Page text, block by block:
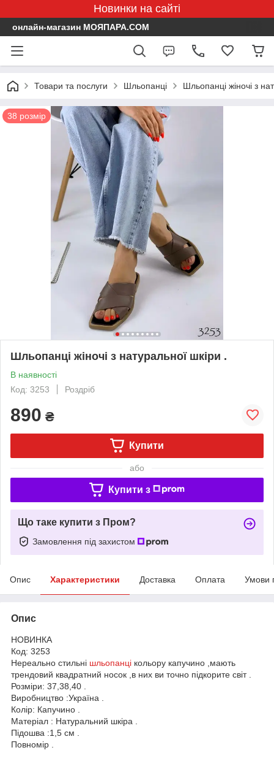
Новинки на сайті
онлайн-магазин МОЯПАРА.COM
Товари та послуги Шльопанці Шльопанці жіночі з
38 розмір
Шльопанці жіночі з натуральної шкіри .
В наявності
Код: 3253
Роздріб
890 ₴
Купити
або
Купити з
Що таке купити з Пром?
Замовлення під захистом
Опис Характеристики Доставка Оплата Умови
Опис
НОВИНКА
Код: 3253
Нереально стильні шльопанці кольору капучино ,мають
трендовий квадратний носок ,в них ви точно підкорите світ .
Розміри: 37,38,40 .
Виробництво :Україна .
Колір: Капучино .
Матеріал : Натуральний шкіра .
Підошва :1,5 см .
Повномір .